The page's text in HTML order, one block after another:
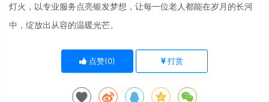
灯火，以专业服务点亮银发梦想，让每一位老人都能在岁月的长河
中，绽放出从容的温暖光芒。
点赞(0) 打赏